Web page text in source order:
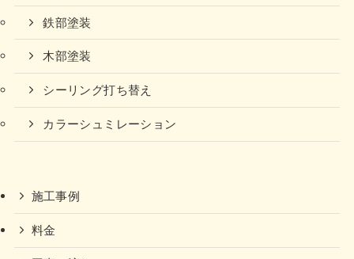
鉄部塗装
木部塗装
シーリング打ち替え
カラーシュミレーション
施工事例
料金